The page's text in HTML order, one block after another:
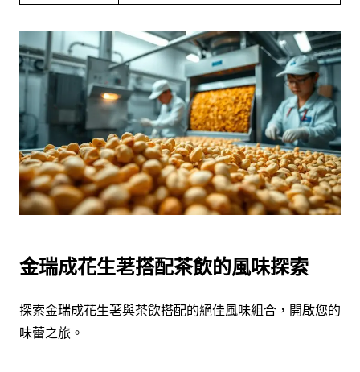
金瑞成花生荖搭配茶飲的風味探索
探索金瑞成花生荖與茶飲搭配的絕佳風味組合，開啟您的
味蕾之旅。